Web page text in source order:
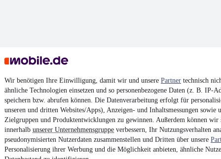
Wir benötigen Ihre Einwilligung, damit wir und unsere Partner technisch
ähnliche Technologien einsetzen und so personenbezogene Daten (z. B. IP-
speichern bzw. abrufen können. Die Datenverarbeitung erfolgt für
unseren und dritten Websites/Apps), Anzeigen- und Inhaltsmessungen sowie
Zielgruppen und Produktentwicklungen zu gewinnen. Außerdem können
innerhalb unserer Unternehmensgruppe verbessern, Ihr Nutzungsverhalten
pseudonymisierten Nutzerdaten zusammenstellen und Dritten über unsere
Personalisierung ihrer Werbung und die Möglichkeit anbieten, ähnliche